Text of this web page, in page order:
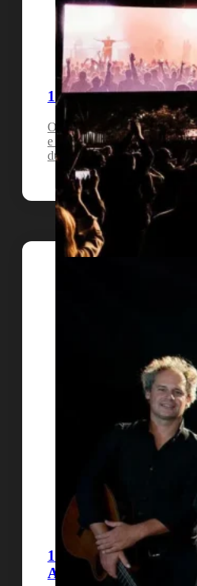
10 grupos que tiveram
Os anos 80 foram os anos da
e vamos conhecer os 10
durante este período.
10 Grupos
Anos 90